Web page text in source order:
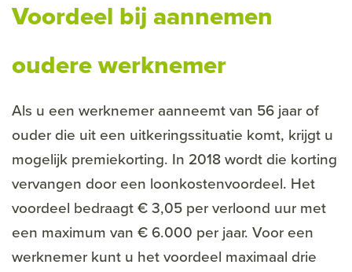
Voordeel bij aannemen
oudere werknemer
Als u een werknemer aanneemt van 56 jaar of
ouder die uit een uitkeringssituatie komt, krijgt u
mogelijk premiekorting. In 2018 wordt die korting
vervangen door een loonkostenvoordeel. Het
voordeel bedraagt € 3,05 per verloond uur met
een maximum van € 6.000 per jaar. Voor een
werknemer kunt u het voordeel maximaal drie